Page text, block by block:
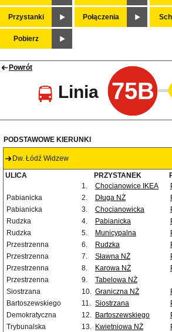
Przystanki Połączenia
Pobierz
Powrót
Linia 75B
PODSTAWOWE KIERUNKI
Dw. Łódź Widzew
ULICA PRZYSTANEK
1.
Chocianowice IKEA
Pabianicka
2. Długa NŻ
Pabianicka
3. Chocianowicka
Rudzka
4. Pabianicka
Rudzka
5. Municypalna
Przestrzenna
6. Rudzka
Przestrzenna
7. Sławna NŻ
Przestrzenna
8. Karowa NŻ
Przestrzenna
9.
Tabelowa NŻ
Siostrzana
10. Graniczna NŻ
Bartoszewskiego
11. Siostrzana
Demokratyczna
12. Bartoszewskiego
Trybunalska
13. Kwietniowa NŻ